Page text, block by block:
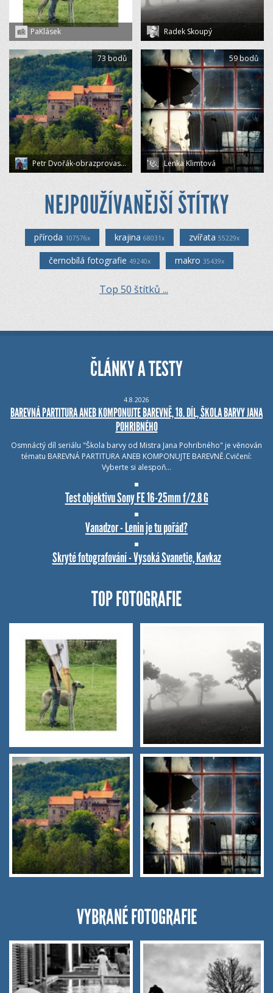
PaKlásek Radek Skoupý
Petr Dvořák-obrazprovas.cz
73 bodů
Lenka Klimtová
59 bodů
NEJPOUŽÍVANĚJŠÍ ŠTÍTKY
příroda 107576x krajina 68031x zvířata 55229x
černobílá fotografie 49240x makro 35439x
Top 50 štítků ...
ČLÁNKY A TESTY
4.8.2026
BAREVNÁ PARTITURA ANEB KOMPONUJTE BAREVNĚ, 18. DÍL, ŠKOLA BARVY JANA
POHRIBNÉHO
Osmnáctý díl seriálu "Škola barvy od Mistra Jana Pohribného" je věnován
tématu BAREVNÁ PARTITURA ANEB KOMPONUJTE BAREVNĚ.Cvičení:
Vyberte si alespoň…
Test objektivu Sony FE 16-25mm f/2.8 G
Vanadzor - Lenin je tu pořád?
Skryté fotografování - Vysoká Svanetie, Kavkaz
TOP FOTOGRAFIE
VYBRANÉ FOTOGRAFIE